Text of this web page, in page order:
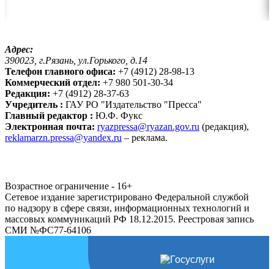
Адрес:
390023, г.Рязань, ул.Горького, д.14
Телефон главного офиса: +7 (4912) 28-98-13
Коммерческий отдел: +7 980 501-30-34
Редакция: +7 (4912) 28-37-63
Учредитель : ГАУ РО "Издательство "Пресса"
Главный редактор : Ю.Ф. Фукс
Электронная почта: ryazpressa@ryazan.gov.ru (редакция),
reklamarzn.pressa@yandex.ru – реклама.
Возрастное ограничение - 16+
Сетевое издание зарегистрировано Федеральной службой
по надзору в сфере связи, информационных технологий и
массовых коммуникаций РФ 18.12.2015. Реестровая запись
СМИ №ФС77-64106